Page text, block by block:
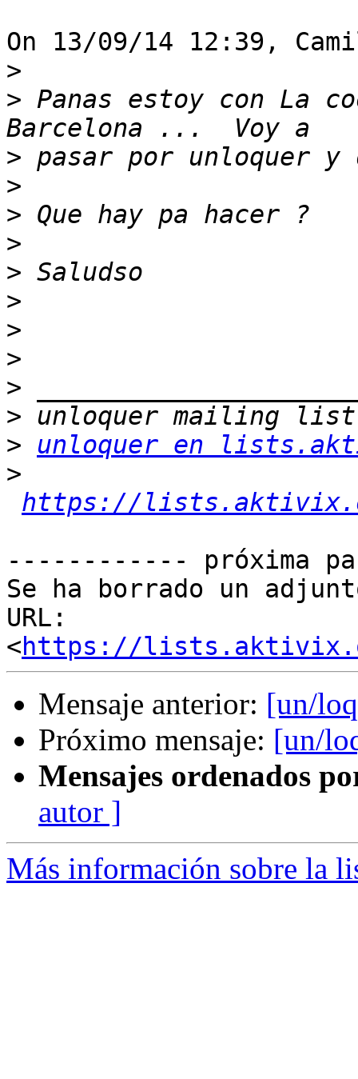
On 13/09/14 12:39,
>
> Panas estoy con La
>
>
>
>
>
>
>
>
>
>
>
unloquer en
>
https://
------------ próxima
Se ha borrado un
URL:
<https://
Mensaje anterior: [un/
Próximo mensaje: [un/
Mensajes ordenados
autor ]
Más información sobre la